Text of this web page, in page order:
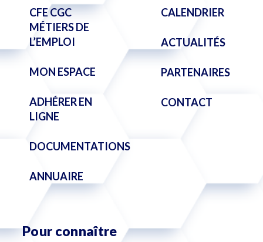
CFE CGC
MÉTIERS DE
L’EMPLOI
MON ESPACE
ADHÉRER EN
LIGNE
DOCUMENTATIONS
ANNUAIRE
CALENDRIER
ACTUALITÉS
PARTENAIRES
CONTACT
Pour connaître